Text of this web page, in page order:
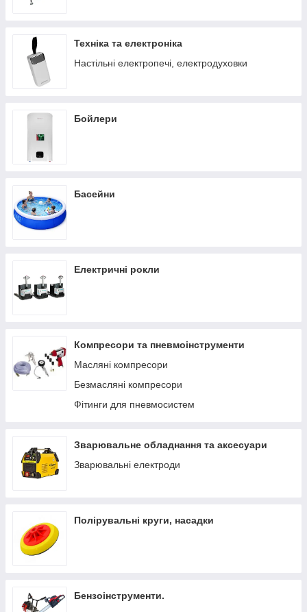
Техніка та електроніка
Настільні електропечі, електродуховки
Бойлери
Басейни
Електричні рокли
Компресори та пневмоінструменти
Масляні компресори
Безмасляні компресори
Фітинги для пневмосистем
Зварювальне обладнання та аксесуари
Зварювальні електроди
Полірувальні круги, насадки
Бензоінструменти.